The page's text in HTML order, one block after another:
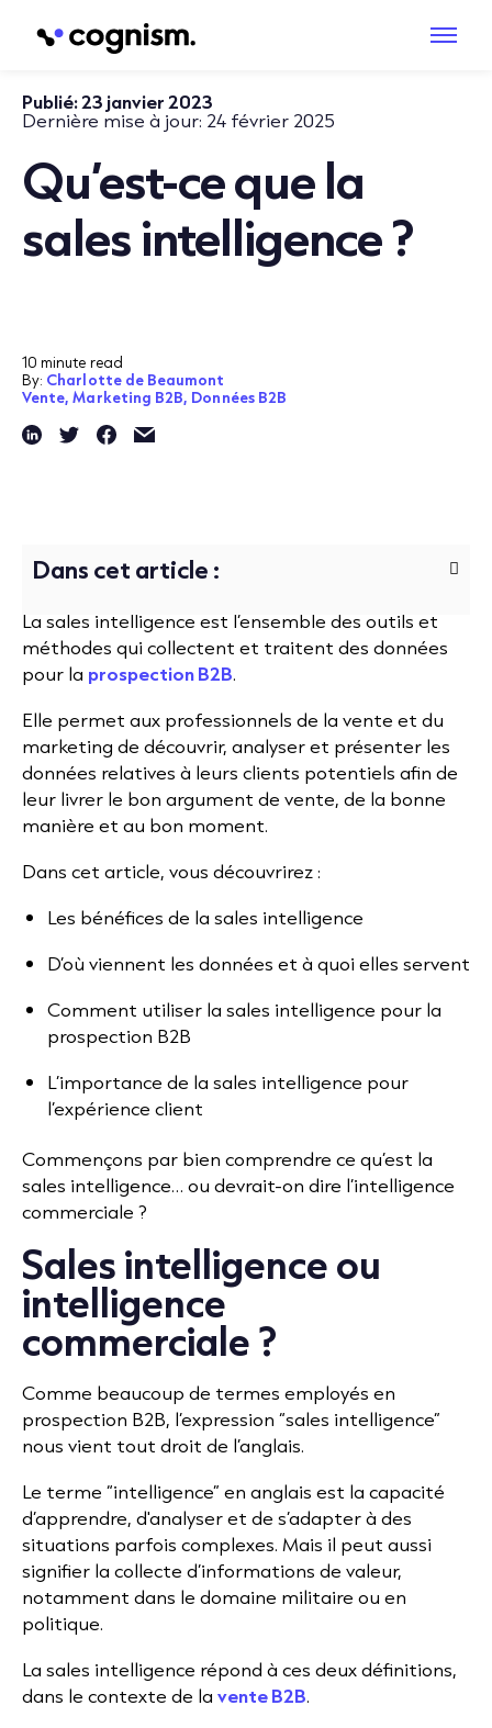
Publié:23 janvier 2023
Dernière mise à jour: 24 février 2025
Qu’est-ce que la
sales intelligence ?
10 minute read
By: Charlotte de Beaumont
Vente,Marketing B2B, Données B2B
Dans cet article :
La sales intelligence est l’ensemble des outils et
méthodes qui collectent et traitent des données
pour la prospection B2B.
Elle permet aux professionnels de la vente et du
marketing de découvrir, analyser et présenter les
données relatives à leurs clients potentiels afin de
leur livrer le bon argument de vente, de la bonne
manière et au bon moment.
Dans cet article, vous découvrirez :
Les bénéfices de la sales intelligence
D’où viennent les données et à quoi elles servent
Comment utiliser la sales intelligence pour la
prospection B2B
L’importance de la sales intelligence pour
l’expérience client
Commençons par bien comprendre ce qu’est la
sales intelligence… ou devrait-on dire l’intelligence
commerciale ?
Sales intelligence ou
intelligence
commerciale ?
Comme beaucoup de termes employés en
prospection B2B, l’expression “sales intelligence”
nous vient tout droit de l’anglais.
Le terme “intelligence” en anglais est la capacité
d’apprendre, d'analyser et de s’adapter à des
situations parfois complexes. Mais il peut aussi
signifier la collecte d’informations de valeur,
notamment dans le domaine militaire ou en
politique.
La sales intelligence répond à ces deux définitions,
dans le contexte de la vente B2B.